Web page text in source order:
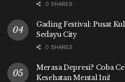
0 SHARES
Gading Festival: Pusat
Sedayu City
0 SHARES
Merasa Depresi? Coba
Kesehatan Mental Ini!